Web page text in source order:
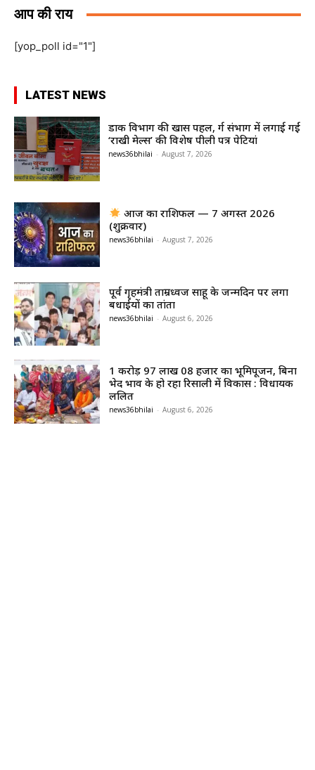
आप की राय
[yop_poll id="1"]
LATEST NEWS
डाक विभाग की खास पहल, दुर्ग संभाग में लगाई गईं
‘राखी मेल्स’ की विशेष पीली पत्र पेटियां
news36bhilai - August 7, 2026
आज का राशिफल — 7 अगस्त 2026
(शुक्रवार)
news36bhilai - August 7, 2026
पूर्व गृहमंत्री ताम्रध्वज साहू के जन्मदिन पर लगा
बधाईयों का तांता
news36bhilai - August 6, 2026
1 करोड़ 97 लाख 08 हजार का भूमिपूजन, बिना
भेद भाव के हो रहा रिसाली में विकास : विधायक
ललित
news36bhilai - August 6, 2026